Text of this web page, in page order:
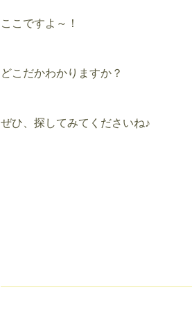
ここですよ～！
どこだかわかりますか？
ぜひ、探してみてくださいね♪